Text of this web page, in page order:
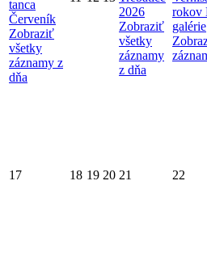
tanca
Červeník
Zobraziť
všetky
záznamy z
dňa
2026
Zobraziť
všetky
záznamy
z dňa
rokov
galérie
17 18 19 20 21 22